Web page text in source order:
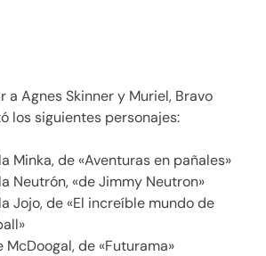
a Agnes Skinner y Muriel, Bravo
los siguientes personajes:
Minka, de «Aventuras en pañales»
Neutrón, «de Jimmy Neutron»
Jojo, de «El increíble mundo de
McDoogal, de «Futurama»